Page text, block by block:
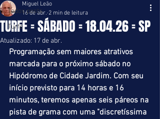
Todos posts
Turfe
TURFE = SÁBADO = 18.04.26 = SP
Miguel Leão
16 de abr. 2 min de leitura
Atualizado: 17 de abr.
Programação sem maiores atrativos
marcada para o próximo sábado no
Hipódromo de Cidade Jardim. Com seu
início previsto para 14 horas e 16
minutos, teremos apenas seis páreos na
pista de grama com uma "discretíssima